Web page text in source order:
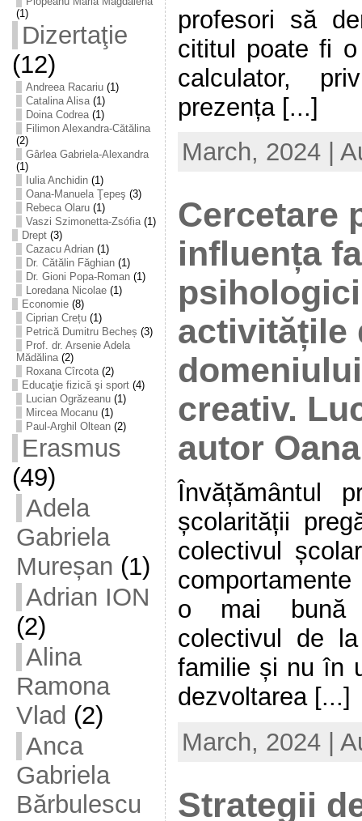
(1)
Dizertaţie
(12)
Andreea Racariu(1)
Catalina Alisa(1)
Doina Codrea(1)
Filimon Alexandra-Cătălina
(2)
Gârlea Gabriela-Alexandra
(1)
Iulia Anchidin(1)
Oana-Manuela Ţepeş (3)
Rebeca Olaru(1)
Vaszi Szimonetta-Zsófia(1)
Drept(3)
Cazacu Adrian(1)
Dr. Cătălin Făghian(1)
Dr. Gioni Popa-Roman(1)
Loredana Nicolae(1)
Economie(8)
Ciprian Crețu(1)
Petrică Dumitru Becheș (3)
Prof. dr. Arsenie Adela
Mădălina(2)
Roxana Cîrcota(2)
Educaţie fizică şi sport(4)
Lucian Ogrăzeanu(1)
Mircea Mocanu(1)
Paul-Arghil Oltean(2)
Erasmus
(49)
Adela
Gabriela
Mureșan (1)
Adrian ION
(2)
Alina
Ramona
Vlad (2)
Anca
Gabriela
Bărbulescu
profesori să
cititul poate fi
calculator,
prezența [...]
March, 2024 |
Cercetare
influența
activitățile
creativ.
autor
Învățământul
școlarității
colectivul
o mai bună
colectivul de
familie și nu în
dezvoltarea [...]
March, 2024 |
Strategii